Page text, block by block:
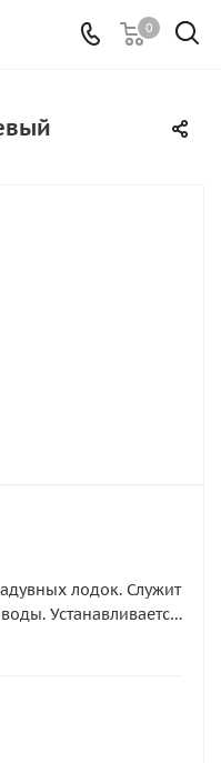
0
лодок. Служит
Устанавливается
транец от 27мм